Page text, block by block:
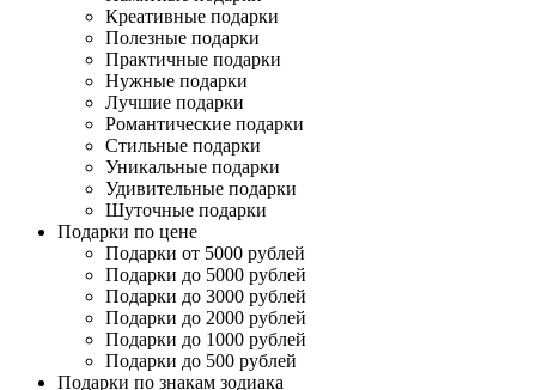
Креативные подарки
Полезные подарки
Практичные подарки
Нужные подарки
Лучшие подарки
Романтические подарки
Стильные подарки
Уникальные подарки
Удивительные подарки
Шуточные подарки
Подарки по цене
Подарки от 5000 рублей
Подарки до 5000 рублей
Подарки до 3000 рублей
Подарки до 2000 рублей
Подарки до 1000 рублей
Подарки до 500 рублей
Подарки по знакам зодиака